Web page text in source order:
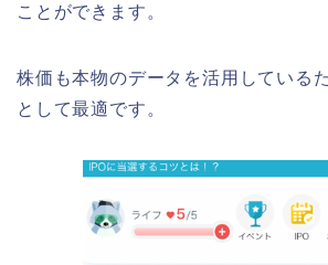
ことができます。
株価も本物のデータを活用している
として最適です。